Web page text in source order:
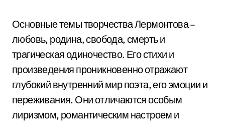
Основные темы творчества Лермонтова –
любовь, родина, свобода, смерть и
трагическая одиночество. Его стихи и
произведения проникновенно отражают
глубокий внутренний мир поэта, его эмоции и
переживания. Они отличаются особым
лиризмом, романтическим настроем и